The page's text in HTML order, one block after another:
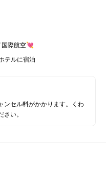
国際航空💘
テルに宿泊
ンセル料がかかります。くわ
さい。